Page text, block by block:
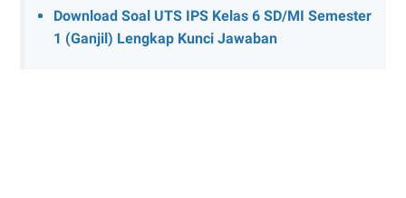
Download Soal UTS IPS Kelas 6 SD/MI Semester
1 (Ganjil) Lengkap Kunci Jawaban